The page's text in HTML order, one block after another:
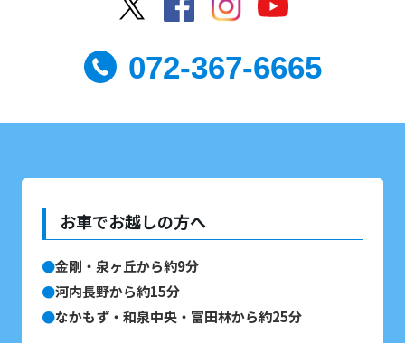
072-367-6665
お車でお越しの方へ
金剛・泉ヶ丘から約9分
河内長野から約15分
なかもず・和泉中央・富田林から約25分